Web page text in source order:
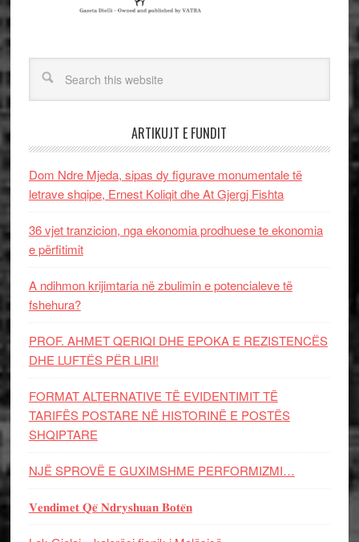
ARTIKUJT E FUNDIT
Dom Ndre Mjeda, sipas dy figurave monumentale të
letrave shqipe, Ernest Koliqit dhe At Gjergj Fishta
36 vjet tranzicion, nga ekonomia prodhuese te ekonomia
e përfitimit
A ndihmon krijimtaria në zbulimin e potencialeve të
fshehura?
PROF. AHMET QERIQI DHE EPOKA E REZISTENCЁS
DHE LUFTЁS PЁR LIRI!
FORMAT ALTERNATIVE TË EVIDENTIMIT TË
TARIFËS POSTARE NË HISTORINË E POSTËS
SHQIPTARE
NJË SPROVË E GUXIMSHME PERFORMIZMI…
𝐕𝐞𝐧𝐝𝐢𝐦𝐞𝐭 𝐐𝐞̈ 𝐍𝐝𝐫𝐲𝐬𝐡𝐮𝐚𝐧 𝐁𝐨𝐭𝐞̈𝐧